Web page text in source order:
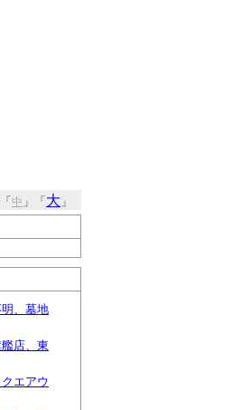
中 」「大 」
、墓地
店、東
エアウ